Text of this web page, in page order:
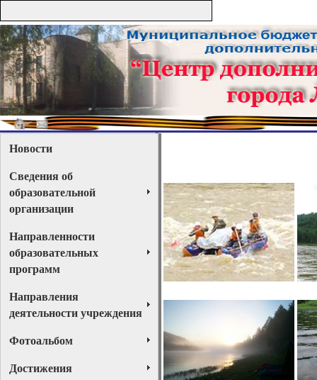
Новости
Сведения об
образовательной
организации
Направленности
образовательных
программ
Направления
деятельности учреждения
Фотоальбом
Достижения